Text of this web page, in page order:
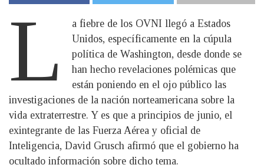
L
a fiebre de los OVNI llegó a Estados
Unidos, específicamente en la cúpula
política de Washington, desde donde se
han hecho revelaciones polémicas que
están poniendo en el ojo público las
investigaciones de la nación norteamericana sobre la
vida extraterrestre. Y es que a principios de junio, el
exintegrante de las Fuerza Aérea y oficial de
Inteligencia, David Grusch afirmó que el gobierno ha
ocultado información sobre dicho tema.